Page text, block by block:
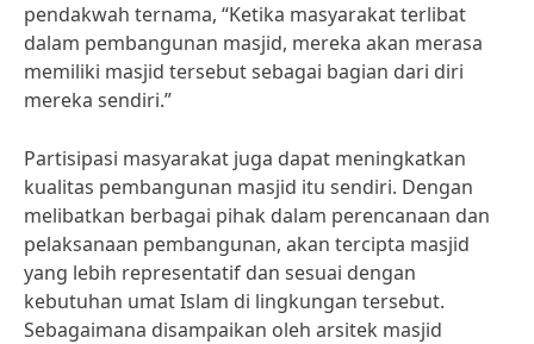
pendakwah ternama, “Ketika masyarakat terlibat
dalam pembangunan masjid, mereka akan merasa
memiliki masjid tersebut sebagai bagian dari diri
mereka sendiri.”
Partisipasi masyarakat juga dapat meningkatkan
kualitas pembangunan masjid itu sendiri. Dengan
melibatkan berbagai pihak dalam perencanaan dan
pelaksanaan pembangunan, akan tercipta masjid
yang lebih representatif dan sesuai dengan
kebutuhan umat Islam di lingkungan tersebut.
Sebagaimana disampaikan oleh arsitek masjid